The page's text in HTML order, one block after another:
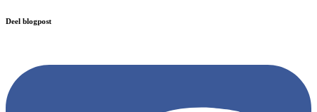
Deel blogpost